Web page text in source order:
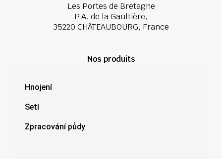
Les Portes de Bretagne
P.A. de la Gaultière,
35220 CHÂTEAUBOURG, France
Nos produits
Hnojení
Setí
Zpracování půdy